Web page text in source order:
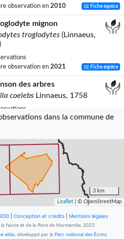
observation en 2010 Fiche espèce
mignon
troglodytes (Linnaeus,
observation en 2021 Fiche espèce
des arbres
coelebs Linnaeus, 1758
observation en2010 Fiche espèce
palumbusLinnaeus, 1758
observation en2012
familier
rubecula
(Linnaeus, 1758)
observation en
dans la commune de
3 km
Leaflet | © OpenStreetMap
Conception et crédits Mentions légales
faune et de la flore de Normandie, 2023
atlas, développé par le Parc national des Écrins